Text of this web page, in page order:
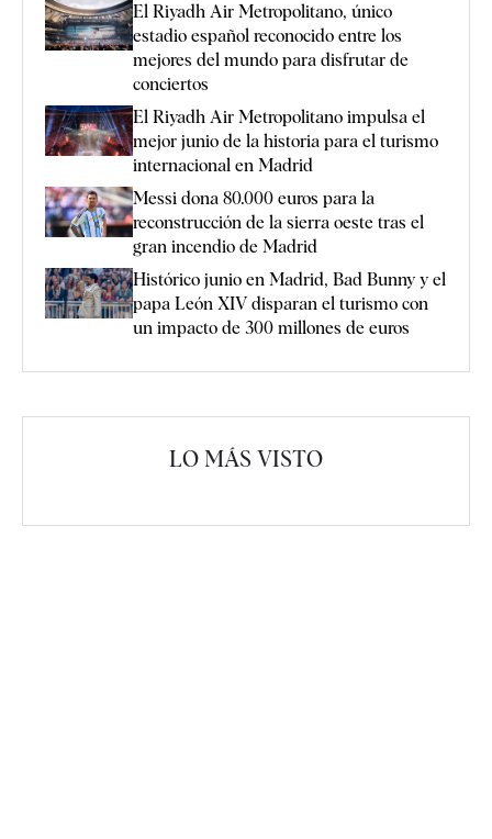
El Riyadh Air Metropolitano, único
estadio español reconocido entre los
mejores del mundo para disfrutar de
conciertos
El Riyadh Air Metropolitano impulsa el
mejor junio de la historia para el turismo
internacional en Madrid
Messi dona 80.000 euros para la
reconstrucción de la sierra oeste tras el
gran incendio de Madrid
Histórico junio en Madrid, Bad Bunny y el
papa León XIV disparan el turismo con
un impacto de 300 millones de euros
LO MÁS VISTO